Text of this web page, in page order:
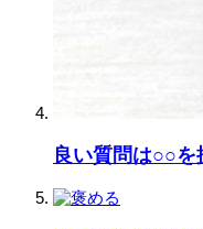
良い質問は○○